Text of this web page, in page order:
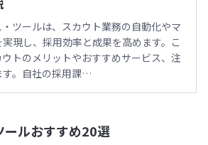
ツールは、スカウト業務の自動化やマ
現し、採用効率と成果を高めます。こ
トのメリットやおすすめサービス、注
す。自社の採用課…
ールおすすめ20選